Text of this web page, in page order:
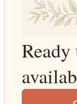
Ready